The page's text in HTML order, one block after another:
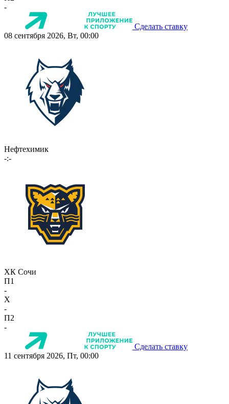
-
Сделать ставку
08 сентября 2026, Вт, 00:00
Нефтехимик
-:-
ХК Сочи
П1
-
X
-
П2
-
Сделать ставку
11 сентября 2026, Пт, 00:00